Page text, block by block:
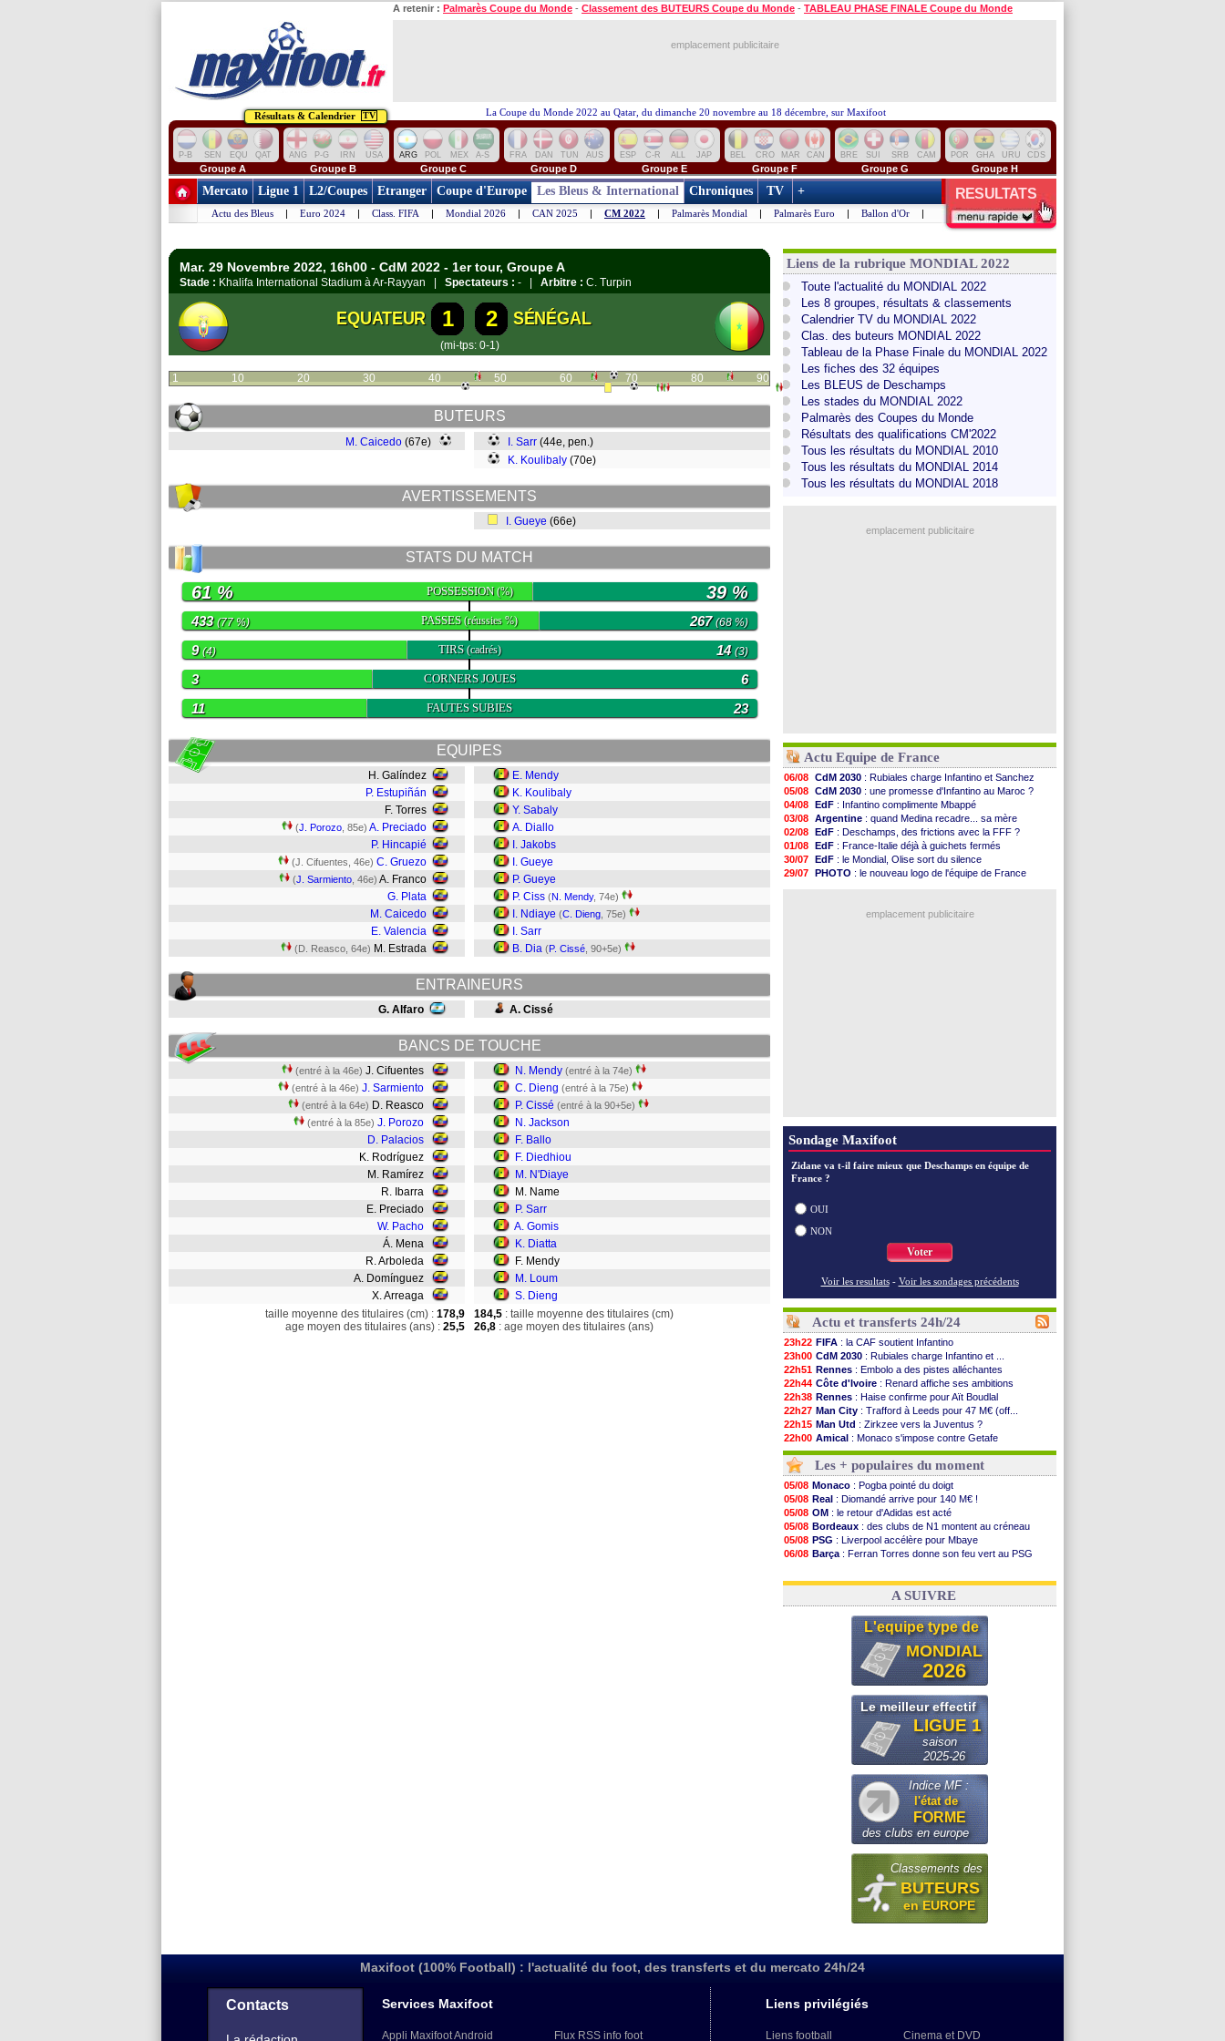
A retenir : Palmarès Coupe du Monde - Classement des BUTEURS Coupe du Monde - TABLEAU PHASE FINALE Coupe du Monde
emplacement publicitaire
Résultats & Calendrier TV La Coupe du Monde 2022 au Qatar, du dimanche 20 novembre au 18 décembre, sur Maxifoot
P-B SEN EQU QAT ANG P-G IRN USA ARG POL MEX A-S FRA DAN TUN AUS ESP C-R ALL JAP BEL CRO MAR CAN BRE SUI SRB CAM POR GHA URU CDS
Groupe A Groupe B Groupe C Groupe D Groupe E Groupe F Groupe G Groupe H
Mercato Ligue 1 L2/Coupes Etranger Coupe d'Europe Les Bleus & International Chroniques TV +
Actu des Bleus | Euro 2024 | Class. FIFA | Mondial 2026 | CAN 2025 | CM 2022 | Palmarès Mondial | Palmarès Euro | Ballon d'Or |
RESULTATS
Mar. 29 Novembre 2022, 16h00 - CdM 2022 - 1er tour, Groupe A
Stade : Khalifa International Stadium à Ar-Rayyan | Spectateurs : - | Arbitre : C. Turpin
EQUATEUR 1 2 SÉNÉGAL
(mi-tps: 0-1)
1 10 20 30 40 50 60 70 80 90
BUTEURS
M. Caicedo (67e) I. Sarr (44e, pen.)
K. Koulibaly (70e)
AVERTISSEMENTS
I. Gueye (66e)
STATS DU MATCH
POSSESSION(%)
61 % 39 %
PASSES(réussies %)
433(77 %) 267(68 %)
TIRS(cadrés)
9(4) 14 (3)
CORNERS JOUES
3 6
FAUTES SUBIES
11 23
EQUIPES
H. Galíndez
P. Estupiñán
F. Torres
(J. Porozo , 85e) A. Preciado
P. Hincapié
(J. Cifuentes, 46e) C. Gruezo
(J. Sarmiento , 46e) A. Franco
G. Plata
M. Caicedo
E. Valencia
(D. Reasco, 64e) M. Estrada
E. Mendy
K. Koulibaly
Y. Sabaly
A. Diallo
I. Jakobs
I. Gueye
P. Gueye
P. Ciss (N. Mendy, 74e)
I. Ndiaye (C. Dieng , 75e)
I. Sarr
B. Dia (P. Cissé , 90+5e)
ENTRAINEURS
G. Alfaro A. Cissé
BANCS DE TOUCHE
(entré à la 46e) J. Cifuentes
(entré à la 46e) J. Sarmiento
(entré à la 64e) D. Reasco
(entré à la 85e) J. Porozo
D. Palacios
K. Rodríguez
M. Ramírez
R. Ibarra
E. Preciado
W. Pacho
Á. Mena
R. Arboleda
A. Domínguez
X. Arreaga
N. Mendy (entré à la 74e)
C. Dieng (entré à la 75e)
P. Cissé (entré à la 90+5e)
N. Jackson
F. Ballo
F. Diedhiou
M. N'Diaye
M. Name
P. Sarr
A. Gomis
K. Diatta
F. Mendy
M. Loum
S. Dieng
taille moyenne des titulaires (cm) : 178,9
age moyen des titulaires (ans) : 25,5
184,5 : taille moyenne des titulaires (cm)
26,8 : age moyen des titulaires (ans)
Liens de la rubrique MONDIAL 2022
Toute l'actualité du MONDIAL 2022
Les 8 groupes, résultats & classements
Calendrier TV du MONDIAL 2022
Clas. des buteurs MONDIAL 2022
Tableau de la Phase Finale du MONDIAL 2022
Les fiches des 32 équipes
Les BLEUS de Deschamps
Les stades du MONDIAL 2022
Palmarès des Coupes du Monde
Résultats des qualifications CM'2022
Tous les résultats du MONDIAL 2010
Tous les résultats du MONDIAL 2014
Tous les résultats du MONDIAL 2018
emplacement publicitaire
Actu Equipe de France
06/08 CdM 2030 : Rubiales charge Infantino et Sanchez
05/08 CdM 2030 : une promesse d'Infantino au Maroc ?
04/08 EdF : Infantino complimente Mbappé
03/08 Argentine : quand Medina recadre... sa mère
02/08 EdF : Deschamps, des frictions avec la FFF ?
01/08 EdF : France-Italie déjà à guichets fermés
30/07 EdF : le Mondial, Olise sort du silence
29/07 PHOTO : le nouveau logo de l'équipe de France
: Zidane pense déjà à un retour de Mendy
emplacement publicitaire
Sondage Maxifoot
Zidane va t-il faire mieux que Deschamps en équipe de
France ?
OUI
NON
Voter
Voir les resultats - Voir les sondages précédents
Actu et transferts 24h/24
23h22 FIFA : la CAF soutient Infantino
23h00 CdM 2030 : Rubiales charge Infantino et ...
22h51 Rennes : Embolo a des pistes alléchantes
22h44 Côte d'Ivoire : Renard affiche ses ambitions
22h38 Rennes : Haise confirme pour Aït Boudlal
22h27 Man City : Trafford à Leeds pour 47 M€ (off...
22h15 Man Utd : Zirkzee vers la Juventus ?
22h00 Amical : Monaco s'impose contre Getafe
21h48 Nantes: Der Zakarian et sa relation avec Kita
21h39
OM: le club prêt à libérer Kondogbia ?
21h26 Monaco: le message touchant d'Akliouche
21h05
FIFA: Tebas en remet une couche
20h47
FIFA : l'UEFA maintient la pression
20h30
PSG: Tebas encense Luis Enrique
20h18
Real: Vinicius jusqu'en 2032 (officiel)
20h04
Lyon: Mangala va rejoindre Getafe
19h47
OM: une offre refusée pour Aguerd
19h14 Troyes: Junior Diaz jusqu'en 2030 (officiel)
: Akliouche a signé (officiel)
: une offre pour Bulka
: contrat signé pour Akliouche
Ouganda
: Owori battu à mort à Kampala
Arsenal
: Arteta veut créer une dynastie
Voir les brèves précédentes
Les + populaires du moment
05/08 Monaco : Pogba pointé du doigt
05/08 Real : Diomandé arrive pour 140 M€ !
05/08 OM : le retour d'Adidas est acté
05/08 Bordeaux : des clubs de N1 montent au créneau
05/08 PSG : Liverpool accélère pour Mbaye
06/08 Barça : Ferran Torres donne son feu vert au PSG
06/08 Man City: Rodri préfère le Barça au Real !
A SUIVRE
L'equipe type de
MONDIAL
2026
Le meilleur effectif
LIGUE 1
saison
2025-26
Indice MF :
l'état de
FORME
des clubs en europe
Classements des
BUTEURS
en EUROPE
Maxifoot (100% Football) : l'actualité du foot, des transferts et du mercato 24h/24
Contacts Services Maxifoot
Appli Maxifoot Android Flux RSS info foot
Liens privilégiés
Liens football Cinema et DVD